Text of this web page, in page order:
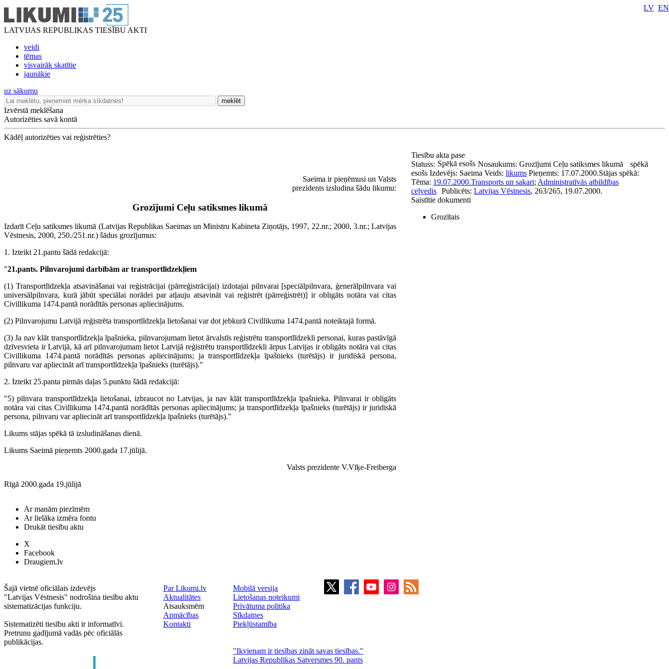
LATVIJAS REPUBLIKAS TIESĪBU AKTI
veidi
tēmas
visvairāk skatītie
jaunākie
LV EN
uz sākumu
meklēt
Izvērstā meklēšana
Autorizēties savā kontā
Kādēļ autorizēties vai reģistrēties?
Saeima ir pieņēmusi un Valsts
prezidents izsludina šādu likumu:
Grozījumi Ceļu satiksmes likumā
Izdarīt Ceļu satiksmes likumā (Latvijas Republikas Saeimas un Ministru Kabineta Ziņotājs, 1997, 22.nr.; 2000, 3.nr.; Latvijas
Vēstnesis, 2000, 250./251.nr.) šādus grozījumus:
1. Izteikt 21.pantu šādā redakcijā:
"21.pants. Pilnvarojumi darbībām ar transportlīdzekļiem
(1) Transportlīdzekļa atsavināšanai vai reģistrācijai (pārreģistrācijai) izdotajai pilnvarai [speciālpilnvara, ģenerālpilnvara vai
universālpilnvara, kurā jābūt speciālai norādei par atļauju atsavināt vai reģistrēt (pārreģistrēt)] ir obligāts notāra vai citas
Civillikuma 1474.pantā norādītās personas apliecinājums.
(2) Pilnvarojumu Latvijā reģistrēta transportlīdzekļa lietošanai var dot jebkurā Civillikuma 1474.pantā noteiktajā formā.
(3) Ja nav klāt transportlīdzekļa īpašnieka, pilnvarojumam lietot ārvalstīs reģistrētu transportlīdzekli personai, kuras pastāvīgā
dzīvesvieta ir Latvijā, kā arī pilnvarojumam lietot Latvijā reģistrētu transportlīdzekli ārpus Latvijas ir obligāts notāra vai citas
Civillikuma 1474.pantā norādītās personas apliecinājums; ja transportlīdzekļa īpašnieks (turētājs) ir juridiskā persona,
pilnvaru var apliecināt arī transportlīdzekļa īpašnieks (turētājs)."
2. Izteikt 25.panta pirmās daļas 5.punktu šādā redakcijā:
"5) pilnvara transportlīdzekļa lietošanai, izbraucot no Latvijas, ja nav klāt transportlīdzekļa īpašnieka. Pilnvarai ir obligāts
notāra vai citas Civillikuma 1474.pantā norādītās personas apliecinājums; ja transportlīdzekļa īpašnieks (turētājs) ir juridiskā
persona, pilnvaru var apliecināt arī transportlīdzekļa īpašnieks (turētājs)."
Likums stājas spēkā tā izsludināšanas dienā.
Likums Saeimā pieņemts 2000.gada 17.jūlijā.
Valsts prezidente V.Vīķe-Freiberga
Rīgā 2000.gada 19.jūlijā
Tiesību akta pase
Nosaukums: Grozījumi Ceļu satiksmes likumā
Statuss: Spēkā esošs
spēkā
esošs Izdevējs: Saeima Veids: likums Pieņemts: 17.07.2000.Stājas spēkā:
19.07.2000.
Tēma: Transports un sakari; Administratīvās atbildības
ceļvedis Publicēts: Latvijas Vēstnesis, 263/265, 19.07.2000.
Saistītie dokumenti
Grozītais
Ar manām piezīmēm
Ar lielāka izmēra fontu
Drukāt tiesību aktu
X
Facebook
Draugiem.lv
Šajā vietnē oficiālais izdevējs
"Latvijas Vēstnesis" nodrošina tiesību aktu
sistematizācijas funkciju.
Sistematizēti tiesību akti ir informatīvi.
Pretrunu gadījumā vadās pēc oficiālās
publikācijas.
Par Likumi.lv
Aktualitātes
Atsauksmēm
Apmācības
Kontakti
Mobilā versija
Lietošanas noteikumi
Privātuma politika
Sīkdatnes
Piekļūstamība
"Ikvienam ir tiesības zināt savas tiesības."
Latvijas Republikas Satversmes 90. pants